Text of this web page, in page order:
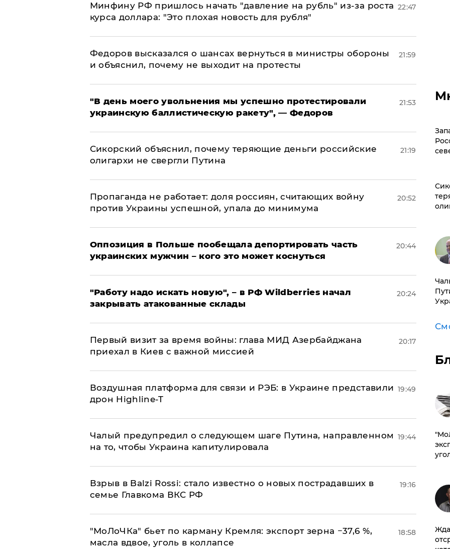
Минфину РФ пришлось начать "давление на рубль" из-за роста
курса доллара: "Это плохая новость для рубля"
22:47
Федоров высказался о шансах вернуться в министры обороны
и объяснил, почему не выходит на протесты
21:59
​"В день моего увольнения мы успешно протестировали
украинскую баллистическую ракету", — Федоров
21:53
Сикорский объяснил, почему теряющие деньги российские
олигархи не свергли Путина
21:19
​Пропаганда не работает: доля россиян, считающих войну
против Украины успешной, упала до минимума
20:52
Оппозиция в Польше пообещала депортировать часть
украинских мужчин – кого это может коснуться
20:44
"Работу надо искать новую", – в РФ Wildberries начал
закрывать атакованные склады
20:24
Первый визит за время войны: глава МИД Азербайджана
приехал в Киев с важной миссией
20:17
Воздушная платформа для связи и РЭБ: в Украине представили
дрон Highline-T
19:49
Чалый предупредил о следующем шаге Путина, направленном
на то, чтобы Украина капитулировала
19:44
Взрыв в Balzi Rossi: стало известно о новых пострадавших в
семье Главкома ВКС РФ
19:16
​"МоЛоЧКа" бьет по карману Кремля: экспорт зерна −37,6 %,
масла вдвое, уголь в коллапсе
18:58